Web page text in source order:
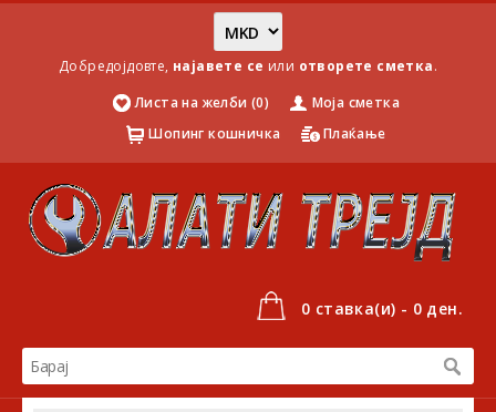
Добредојдовте, најавете се или отворете сметка.
Листа на желби (0)
Моја сметка
Шопинг кошничка
Плаќање
0 ставка(и) - 0 ден.